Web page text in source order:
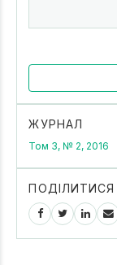
ЖУРНАЛ
Том 3, № 2, 2016
ПОДІЛИТИСЯ